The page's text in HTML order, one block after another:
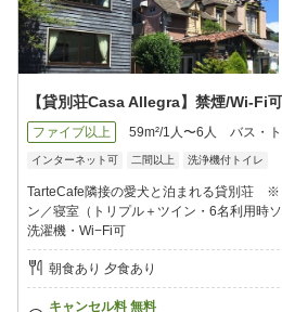
有機植物由来のオーガニックプロテイ
胃腸の消化を整えながら無理なくデト
□デトックスクレンズジュース
腸活にくわえ美肌・アンチエイジング
■ 当日の流れ ■
…………………
□1日日（準備日）
15〜18時：ウェルカムハーブティー
夕：ナチュラルハーブメニュー（導入
朝：グリーンスムージー1杯/果物/プロ
【貸別荘Casa Allegra】禁煙/Wi-Fi
ファイブ以上 59m²/1人〜6人 バス・
インターネット可 二間以上 洗浄機付トイレ
TarteCafe隣接の愛犬と泊まれる貸別荘 ※
ン／寝室（トリプル＋ツイン・6名利用時
洗濯機・Wi−Fi可
朝食あり 夕食あり